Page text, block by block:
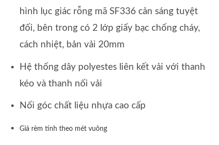
hình lục giác rỗng mã SF336 cản sáng tuyệt
đối, bên trong có 2 lớp giấy bạc chống cháy,
cách nhiệt, bản vải 20mm
Hệ thống dây polyestes liên kết vải với thanh
kéo và thanh nối vải
Nối góc chất liệu nhựa cao cấp
Giá rèm tính theo mét vuông